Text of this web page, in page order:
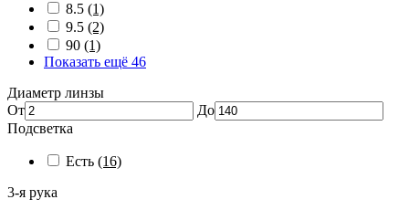
8.5 (1)
9.5 (2)
90 (1)
Показать ещё 46
Диаметр линзы
От
До
Подсветка
Есть (16)
3-я рука